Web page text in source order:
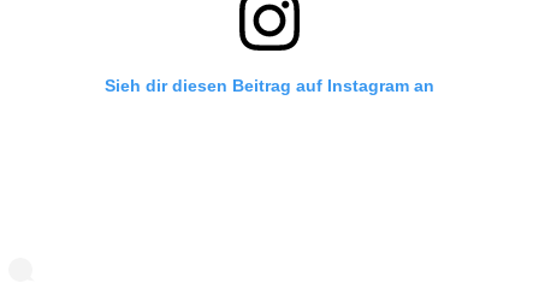
Sieh dir diesen Beitrag auf Instagram an